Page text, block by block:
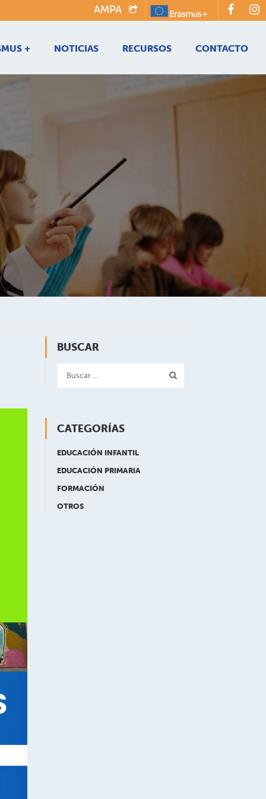
AMPA
+ NOTICIAS RECURSOS CONTACTO
BUSCAR
CATEGORÍAS
EDUCACIÓN INFANTIL
EDUCACIÓN PRIMARIA
FORMACIÓN
OTROS